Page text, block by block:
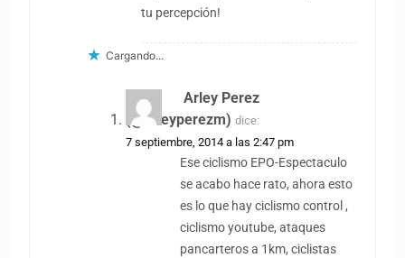
tu percepción!
Cargando...
Arley Perez
(@arleyperezm) dice:
7 septiembre, 2014 a las 2:47 pm
Ese ciclismo EPO-Espectaculo
se acabo hace rato, ahora esto
es lo que hay ciclismo control ,
ciclismo youtube, ataques
pancarteros a 1km, ciclistas